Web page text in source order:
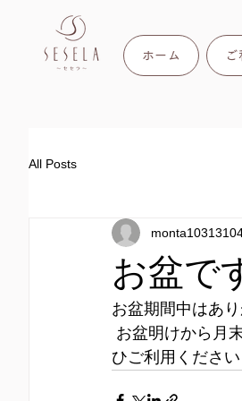
ホーム
All Posts
お盆で
お盆期間中はあ
ひご利用くださ